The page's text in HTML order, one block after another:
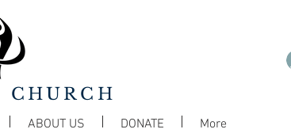
CHURCH
ABOUT US DONATE More